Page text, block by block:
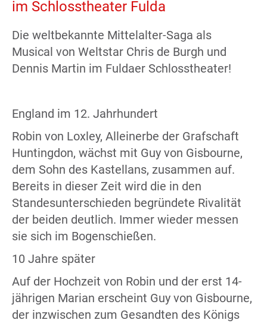
im Schlosstheater Fulda
Die weltbekannte Mittelalter-Saga als
Musical von Weltstar Chris de Burgh und
Dennis Martin im Fuldaer Schlosstheater!
England im 12. Jahrhundert
Robin von Loxley, Alleinerbe der Grafschaft
Huntingdon, wächst mit Guy von Gisbourne,
dem Sohn des Kastellans, zusammen auf.
Bereits in dieser Zeit wird die in den
Standesunterschieden begründete Rivalität
der beiden deutlich. Immer wieder messen
sie sich im Bogenschießen.
10 Jahre später
Auf der Hochzeit von Robin und der erst 14-
jährigen Marian erscheint Guy von Gisbourne,
der inzwischen zum Gesandten des Königs